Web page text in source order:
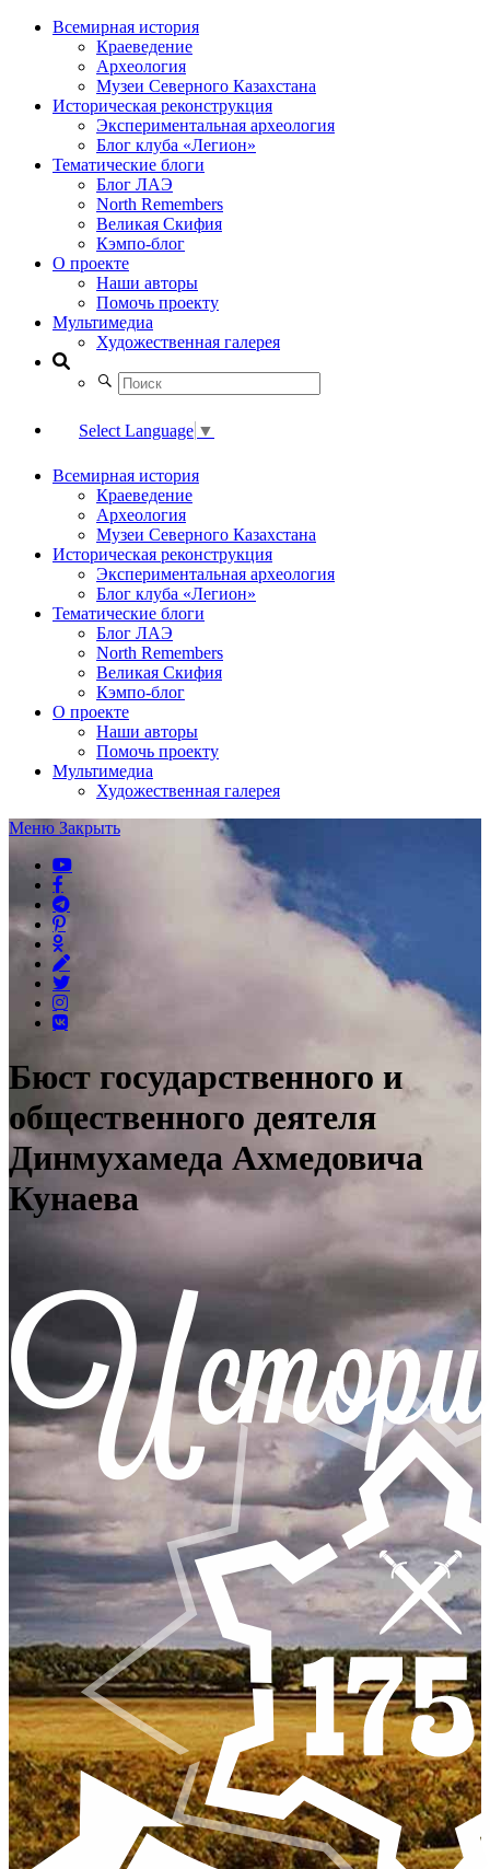
Всемирная история
Краеведение
Археология
Музеи Северного Казахстана
Историческая реконструкция
Экспериментальная археология
Блог клуба «Легион»
Тематические блоги
Блог ЛАЭ
North Remembers
Великая Скифия
Кэмпо-блог
О проекте
Наши авторы
Помочь проекту
Мультимедиа
Художественная галерея
Select Language ▼
Всемирная история
Краеведение
Археология
Музеи Северного Казахстана
Историческая реконструкция
Экспериментальная археология
Блог клуба «Легион»
Тематические блоги
Блог ЛАЭ
North Remembers
Великая Скифия
Кэмпо-блог
О проекте
Наши авторы
Помочь проекту
Мультимедиа
Художественная галерея
Меню Закрыть
Бюст государственного и
общественного деятеля
Динмухамеда Ахмедовича
Кунаева